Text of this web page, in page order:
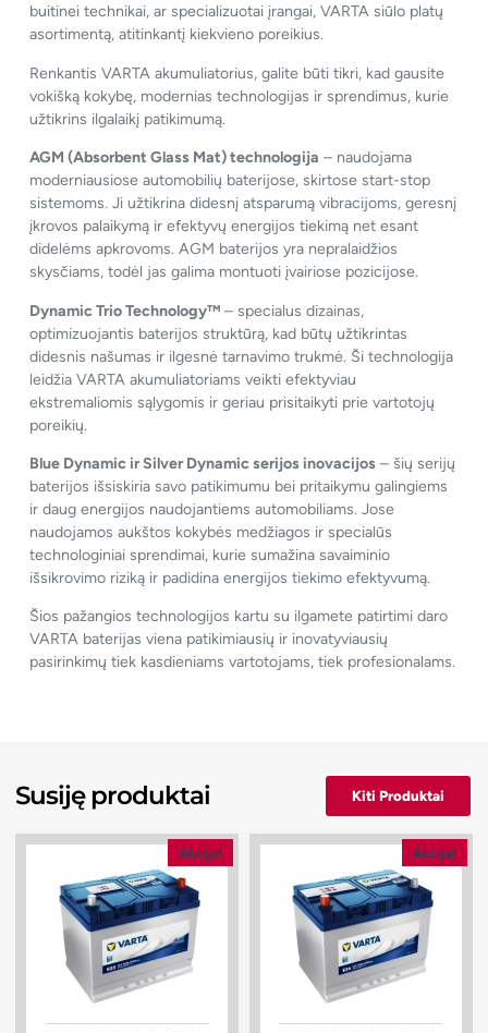
buitinei technikai, ar specializuotai įrangai, VARTA siūlo platų
asortimentą, atitinkantį kiekvieno poreikius.
Renkantis VARTA akumuliatorius, galite būti tikri, kad gausite
vokišką kokybę, modernias technologijas ir sprendimus, kurie
užtikrins ilgalaikį patikimumą.
AGM (Absorbent Glass Mat) technologija – naudojama
moderniausiose automobilių baterijose, skirtose start-stop
sistemoms. Ji užtikrina didesnį atsparumą vibracijoms, geresnį
įkrovos palaikymą ir efektyvų energijos tiekimą net esant
didelėms apkrovoms. AGM baterijos yra nepralaidžios
skysčiams, todėl jas galima montuoti įvairiose pozicijose.
Dynamic Trio Technology™ – specialus dizainas,
optimizuojantis baterijos struktūrą, kad būtų užtikrintas
didesnis našumas ir ilgesnė tarnavimo trukmė. Ši technologija
leidžia VARTA akumuliatoriams veikti efektyviau
ekstremaliomis sąlygomis ir geriau prisitaikyti prie vartotojų
poreikių.
Blue Dynamic ir Silver Dynamic serijos inovacijos – šių serijų
baterijos išsiskiria savo patikimumu bei pritaikymu galingiems
ir daug energijos naudojantiems automobiliams. Jose
naudojamos aukštos kokybės medžiagos ir specialūs
technologiniai sprendimai, kurie sumažina savaiminio
išsikrovimo riziką ir padidina energijos tiekimo efektyvumą.
Šios pažangios technologijos kartu su ilgamete patirtimi daro
VARTA baterijas viena patikimiausių ir inovatyviausių
pasirinkimų tiek kasdieniams vartotojams, tiek profesionalams.
Susiję produktai Kiti Produktai
Akcija! Akcija!